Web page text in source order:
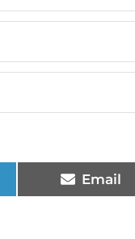
Email